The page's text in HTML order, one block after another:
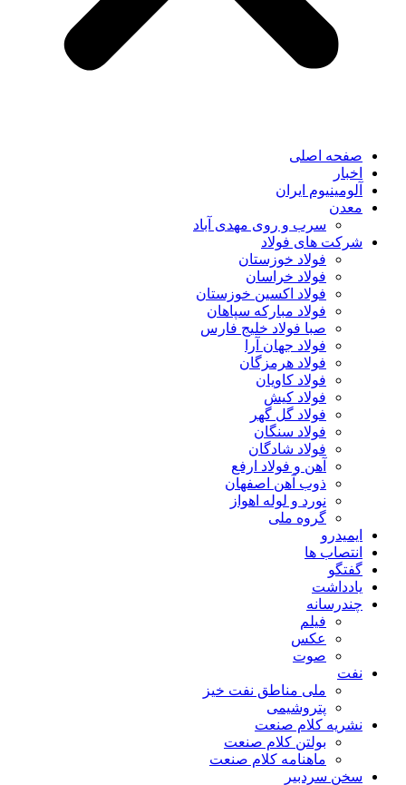
صفحه اصلی
اخبار
آلومینیوم ایران
معدن
سرب و روی مهدی آباد
شرکت های فولاد
فولاد خوزستان
فولاد خراسان
فولاد اکسین خوزستان
فولاد مبارکه سپاهان
صبا فولاد خلیج فارس
فولاد جهان آرا
فولاد هرمزگان
فولاد کاویان
فولاد کیش
فولاد گل گهر
فولاد سنگان
فولاد شادگان
آهن و فولاد ارفع
ذوب آهن اصفهان
نورد و لوله اهواز
گروه ملی
ایمیدرو
انتصاب ها
گفتگو
یادداشت
چندرسانه
فیلم
عکس
صوت
نفت
ملی مناطق نفت خیز
پتروشیمی
نشریه کلام صنعت
بولتن کلام صنعت
ماهنامه کلام صنعت
سخن سردبیر